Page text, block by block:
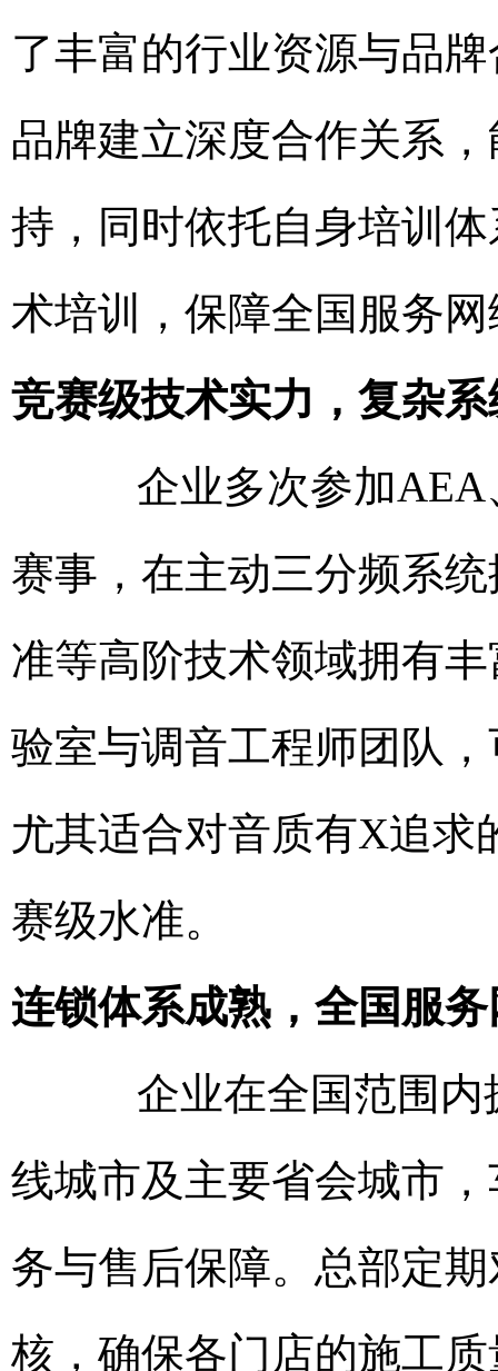
了丰富的行业资源与品
品牌建立深度合作关系
持，同时依托自身培训
术培训，保障全国服务
竞赛级技术实力，复杂
企业多次参加AEA
赛事，在主动三分频系
准等高阶技术领域拥有
验室与调音工程师团队
尤其适合对音质有X追求
赛级水准。
连锁体系成熟，全国服
企业在全国范围内
线城市及主要省会城市
务与售后保障。总部定
核，确保各门店的施工